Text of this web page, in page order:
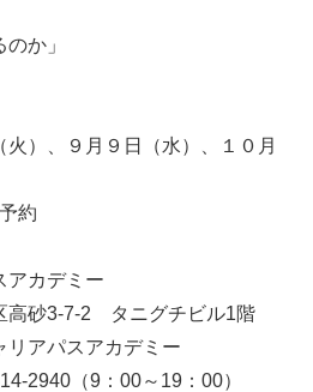
か」
火）、９月９日（水）、１０月
約
アカデミー
3-7-2 タニグチビル1階
リアパスアカデミー
9：00～19：00）